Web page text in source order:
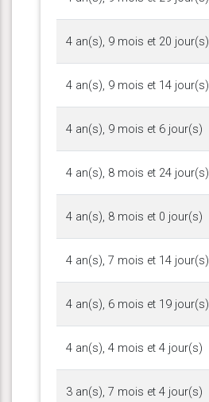
4 an(s), 9 mois et 20 jour(s)
4 an(s), 9 mois et 14 jour(s)
4 an(s), 9 mois et 6 jour(s)
4 an(s), 8 mois et 24 jour(s)
4 an(s), 8 mois et 0 jour(s)
4 an(s), 7 mois et 14 jour(s)
4 an(s), 6 mois et 19 jour(s)
4 an(s), 4 mois et 4 jour(s)
3 an(s), 7 mois et 4 jour(s)